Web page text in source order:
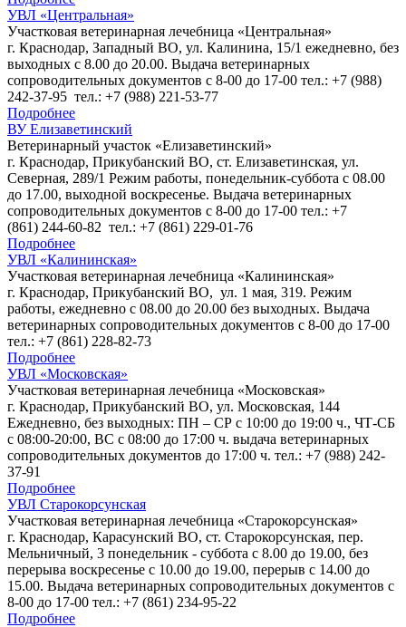
УВЛ «Центральная»
Участковая ветеринарная лечебница «Центральная»
г. Краснодар, Западный ВО, ул. Калинина, 15/1 ежедневно, без
выходных с 8.00 до 20.00. Выдача ветеринарных
сопроводительных документов с 8-00 до 17-00 тел.: +7 (988)
242-37-95 тел.: +7 (988) 221-53-77
Подробнее
ВУ Елизаветинский
Ветеринарный участок «Елизаветинский»
г. Краснодар, Прикубанский ВО, ст. Елизаветинская, ул.
Северная, 289/1 Режим работы, понедельник-суббота с 08.00
до 17.00, выходной воскресенье. Выдача ветеринарных
сопроводительных документов с 8-00 до 17-00 тел.: +7
(861) 244-60-82 тел.: +7 (861) 229-01-76
Подробнее
УВЛ «Калининская»
Участковая ветеринарная лечебница «Калининская»
г. Краснодар, Прикубанский ВО, ул. 1 мая, 319. Режим
работы, ежедневно с 08.00 до 20.00 без выходных. Выдача
ветеринарных сопроводительных документов с 8-00 до 17-00
тел.: +7 (861) 228-82-73
Подробнее
УВЛ «Московская»
Участковая ветеринарная лечебница «Московская»
г. Краснодар, Прикубанский ВО, ул. Московская, 144
Ежедневно, без выходных: ПН – СР с 10:00 до 19:00 ч., ЧТ-СБ
с 08:00-20:00, ВС с 08:00 до 17:00 ч. выдача ветеринарных
сопроводительных документов до 17:00 ч. тел.: +7 (988) 242-
37-91
Подробнее
УВЛ Старокорсунская
Участковая ветеринарная лечебница «Старокорсунская»
г. Краснодар, Карасунский ВО, ст. Старокорсунская, пер.
Мельничный, 3 понедельник - суббота с 8.00 до 19.00, без
перерыва воскресенье с 10.00 до 19.00, перерыв с 14.00 до
15.00. Выдача ветеринарных сопроводительных документов с
8-00 до 17-00 тел.: +7 (861) 234-95-22
Подробнее